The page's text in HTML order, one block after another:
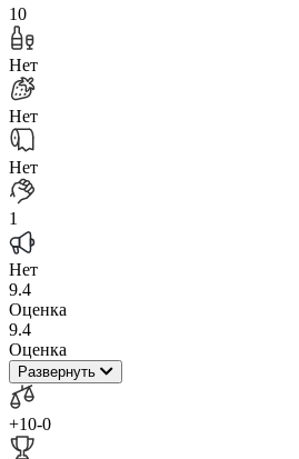
10
Нет
Нет
Нет
1
Нет
9.4
Оценка
9.4
Оценка
Развернуть
+10-0